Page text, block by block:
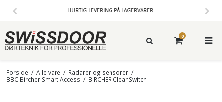
14 DAGES FORTRYDELSESRET
0
Forside / Alle vare / Radarer og sensorer /
BBC Bircher Smart Access / BIRCHER CleanSwitch